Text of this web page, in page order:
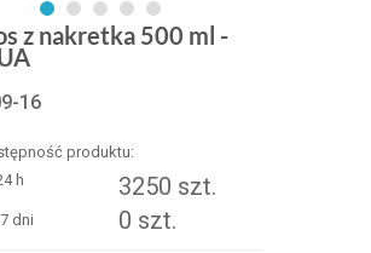
z nakretka 500 ml -
16
produktu:
h
3250 szt.
dni 0 szt.